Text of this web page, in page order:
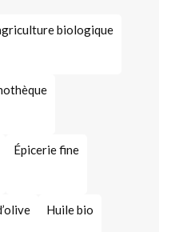
biologique
Épicerie fine
Huile bio